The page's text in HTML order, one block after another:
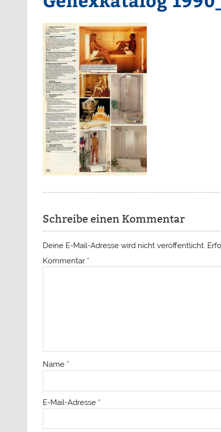
Schreibe einen Kommentar
Deine E-Mail-Adresse wird nicht veröffentlicht.
Kommentar *
Name *
E-Mail-Adresse *